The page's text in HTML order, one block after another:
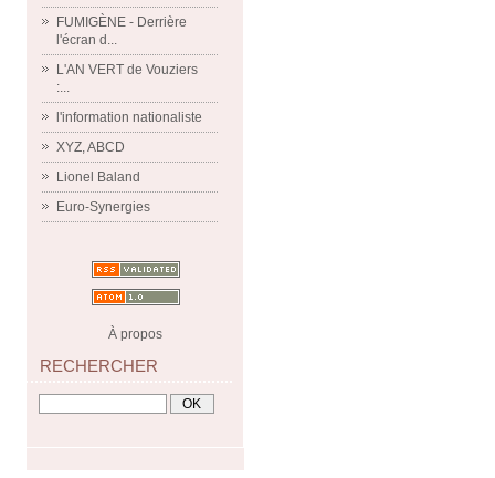
FUMIGÈNE - Derrière
l'écran d...
L'AN VERT de Vouziers
:...
l'information nationaliste
XYZ, ABCD
Lionel Baland
Euro-Synergies
À propos
RECHERCHER